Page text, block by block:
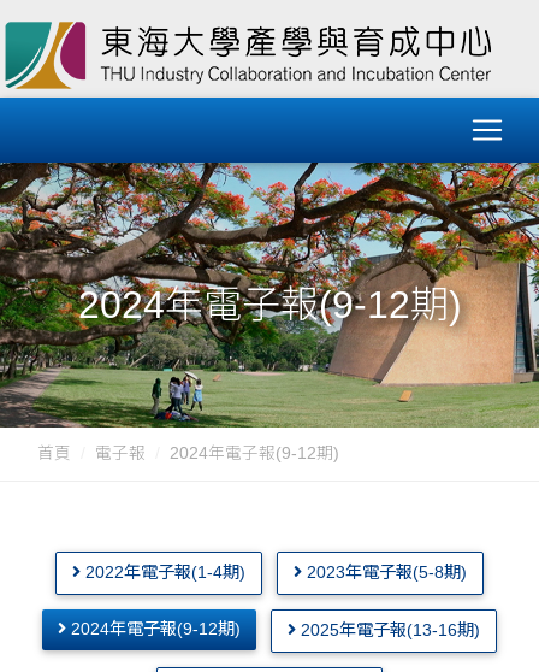
2024年電子報(9-12期)
首頁 電子報 2024年電子報(9-12期)
2022年電子報(1-4期) 2023年電子報(5-8期)
2024年電子報(9-12期) 2025年電子報(13-16期)